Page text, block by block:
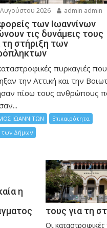
2026 admin admin
των Ιωαννίνων
τις δυνάμεις τους
τη στήριξη των
πυρκαγιές που
την Αττική και την
πίσω τους ανθρώπους
ΙΩΑΝΝΙΤΩΝ
Επικαιρότητα
των Δήμων
η
τους για τη
Οι